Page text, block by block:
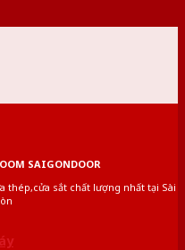
SAIGONDOOR
thép,cửa sắt chất lượng nhất tại Sài